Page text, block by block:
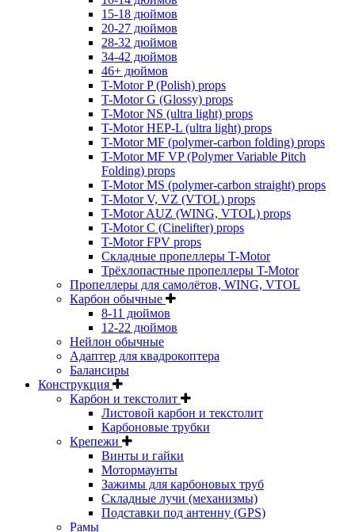
15-18 дюймов
20-27 дюймов
28-32 дюймов
34-42 дюймов
46+ дюймов
T-Motor P (Polish) props
T-Motor G (Glossy) props
T-Motor NS (ultra light) props
T-Motor HEP-L (ultra light) props
T-Motor MF (polymer-carbon folding) props
T-Motor MF VP (Polymer Variable Pitch
Folding) props
T-Motor MS (polymer-carbon straight) props
T-Motor V, VZ (VTOL) props
T-Motor AUZ (WING, VTOL) props
T-Motor C (Cinelifter) props
T-Motor FPV props
Складные пропеллеры T-Motor
Трёхлопастные пропеллеры T-Motor
Пропеллеры для самолётов, WING, VTOL
Карбон обычные
8-11 дюймов
12-22 дюймов
Нейлон обычные
Адаптер для квадрокоптера
Балансиры
Конструкция
Карбон и текстолит
Листовой карбон и текстолит
Карбоновые трубки
Крепежи
Винты и гайки
Мотормаунты
Зажимы для карбоновых труб
Складные лучи (механизмы)
Подставки под антенну (GPS)
Рамы